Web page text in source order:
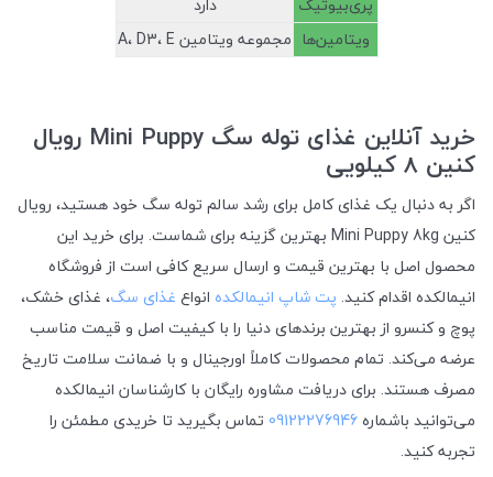
ویتامین‌ها مجموعه ویتامین A، D3، E
خرید آنلاین غذای توله سگ Mini Puppy رویال
کنین 8 کیلویی
اگر به دنبال یک غذای کامل برای رشد سالم توله سگ خود هستید، رویال
کنین Mini Puppy 8kg بهترین گزینه برای شماست. برای خرید این
محصول اصل با بهترین قیمت و ارسال سریع کافی است از فروشگاه
انیمالکده اقدام کنید. پت شاپ انیمالکده انواع غذای سگ، غذای خشک،
پوچ و کنسرو از بهترین برندهای دنیا را با کیفیت اصل و قیمت مناسب
عرضه می‌کند. تمام محصولات کاملاً اورجینال و با ضمانت سلامت تاریخ
مصرف هستند. برای دریافت مشاوره رایگان با کارشناسان انیمالکده
می‌توانید باشماره09122276946 تماس بگیرید تا خریدی مطمئن را
تجربه کنید.